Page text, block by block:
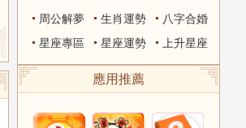
周公解夢 生肖運勢
八字合婚
星座專區
星座運勢 上升星座
應用推薦